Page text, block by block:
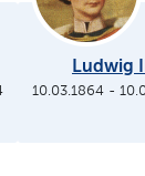
Ludwig
10.03.1864 -